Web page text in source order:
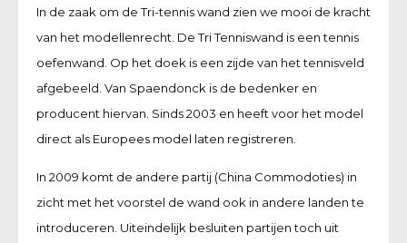
In de zaak om de Tri-tennis wand zien we mooi de kracht
van het modellenrecht. De Tri Tenniswand is een tennis
oefenwand. Op het doek is een zijde van het tennisveld
afgebeeld. Van Spaendonck is de bedenker en
producent hiervan. Sinds 2003 en heeft voor het model
direct als Europees model laten registreren.
In 2009 komt de andere partij (China Commodoties) in
zicht met het voorstel de wand ook in andere landen te
introduceren. Uiteindelijk besluiten partijen toch uit